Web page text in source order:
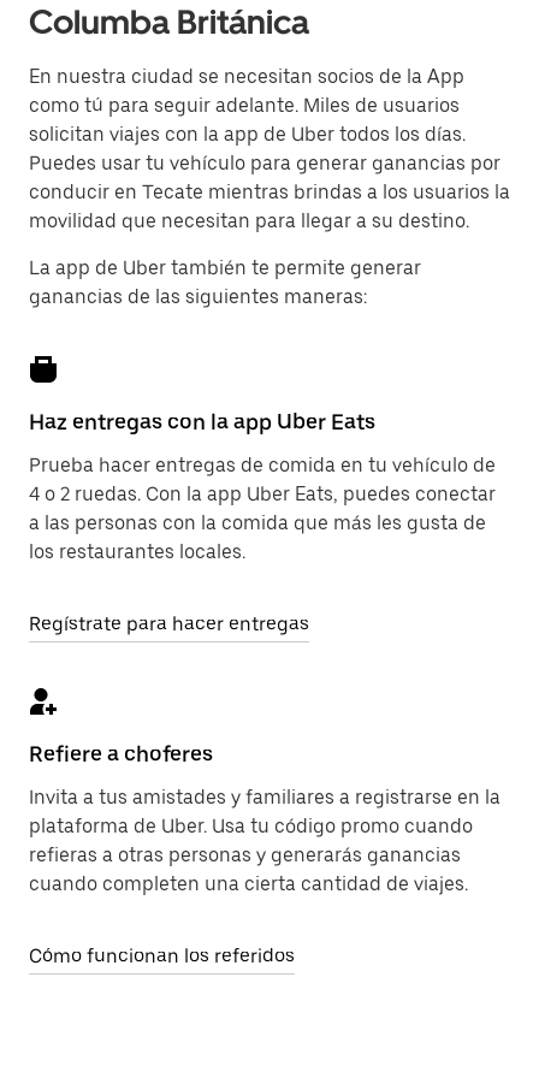
Columba Británica
En nuestra ciudad se necesitan socios de la App
como tú para seguir adelante. Miles de usuarios
solicitan viajes con la app de Uber todos los días.
Puedes usar tu vehículo para generar ganancias por
conducir en Tecate mientras brindas a los usuarios la
movilidad que necesitan para llegar a su destino.
La app de Uber también te permite generar
ganancias de las siguientes maneras:
Haz entregas con la app Uber Eats
Prueba hacer entregas de comida en tu vehículo de
4 o 2 ruedas. Con la app Uber Eats, puedes conectar
a las personas con la comida que más les gusta de
los restaurantes locales.
Regístrate para hacer entregas
Refiere a choferes
Invita a tus amistades y familiares a registrarse en la
plataforma de Uber. Usa tu código promo cuando
refieras a otras personas y generarás ganancias
cuando completen una cierta cantidad de viajes.
Cómo funcionan los referidos